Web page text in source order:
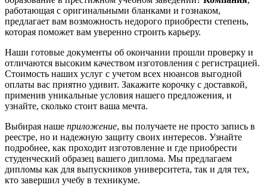
работающая с оригинальными бланками и гознаком,
предлагает вам возможность недорого приобрести степень,
которая поможет вам уверенно строить карьеру.
Наши готовые документы об окончании прошли проверку и
отличаются высоким качеством изготовления с регистрацией.
Стоимость наших услуг с учетом всех нюансов выгодной
оплаты вас приятно удивит. Закажите корочку с доставкой,
применив уникальные условия нашего предложения, и
узнайте, сколько стоит ваша мечта.
Выбирая наше приложение, вы получаете не просто запись в
реестре, но и надежную защиту своих интересов. Узнайте
подробнее, как проходит изготовление и где приобрести
студенческий образец вашего диплома. Мы предлагаем
дипломы как для выпускников университета, так и для тех,
кто завершил учебу в техникуме.